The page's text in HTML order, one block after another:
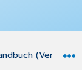
(Version